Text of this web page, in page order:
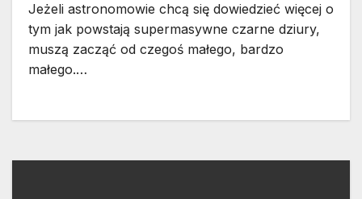
Jeżeli astronomowie chcą się dowiedzieć więcej o
tym jak powstają supermasywne czarne dziury,
muszą zacząć od czegoś małego, bardzo
małego.…